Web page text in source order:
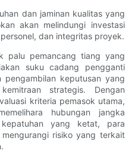
dan jaminan kualitas yang
akan melindungi investasi
dan integritas proyek.
palu pemancang tiang yang
suku cadang pengganti
keputusan yang
strategis. Dengan
kriteria pemasok utama,
hubungan jangka
yang ketat, para
risiko yang terkait